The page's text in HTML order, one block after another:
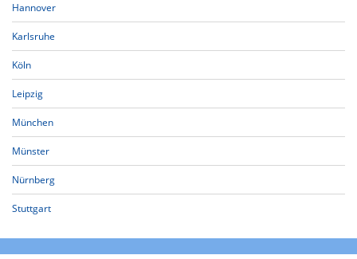
Hannover
Karlsruhe
Köln
Leipzig
München
Münster
Nürnberg
Stuttgart